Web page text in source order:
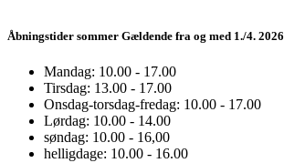
Åbningstider sommer Gældende fra og med 1./4. 2026
Mandag: 10.00 - 17.00
Tirsdag: 13.00 - 17.00
Onsdag-torsdag-fredag: 10.00 - 17.00
Lørdag: 10.00 - 14.00
søndag: 10.00 - 16,00
helligdage: 10.00 - 16.00